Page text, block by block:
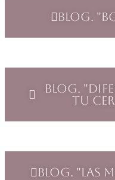
Blog.
Blog.
tu
Blog. "Las